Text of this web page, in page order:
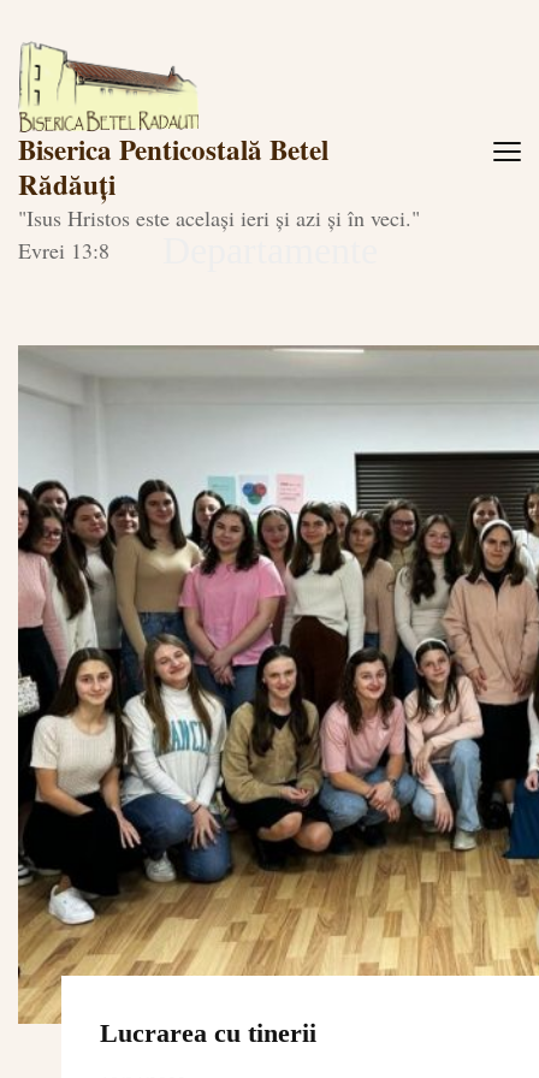
Biserica Penticostală Betel
Rădăuți
"Isus Hristos este același ieri și azi și în veci."
Evrei 13:8
Lucrarea cu tinerii